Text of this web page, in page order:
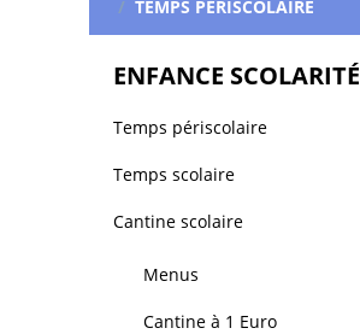
/ TEMPS PÉRISCOLAIRE
ENFANCE SCOLARITÉ
Temps périscolaire
Temps scolaire
Cantine scolaire
Menus
Cantine à 1 Euro